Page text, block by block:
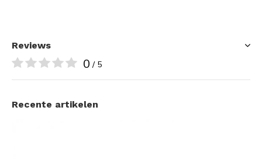
Reviews
0 / 5
Recente artikelen